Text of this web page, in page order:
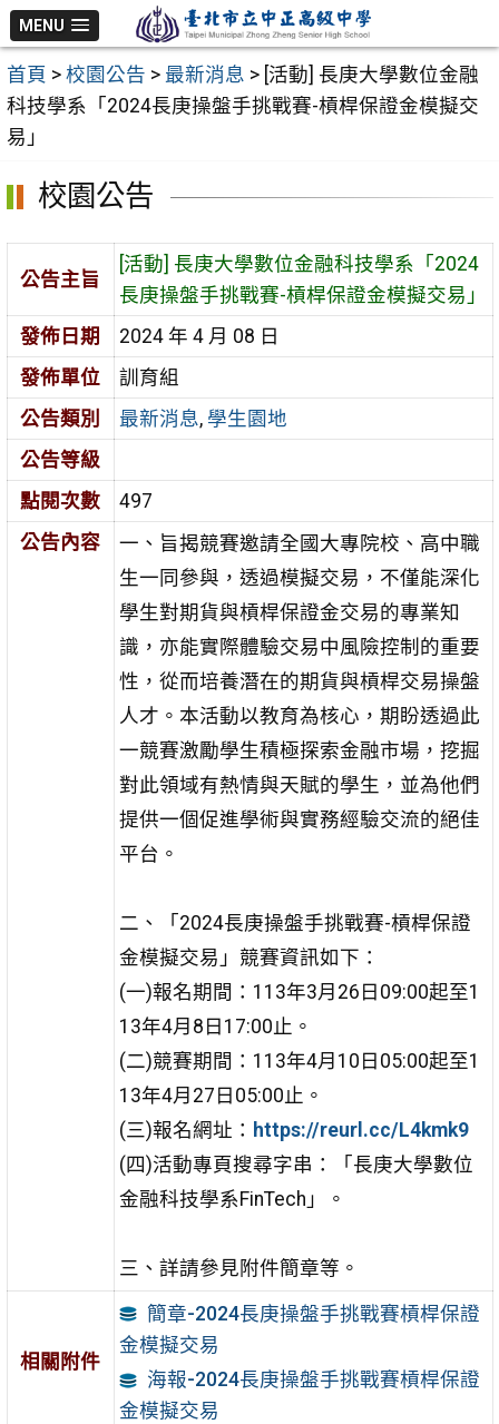
跳
至
主
要
內
MENU
首頁 > 校園公告 > 最新消息 > [活動] 長庚大學數位金融
科技學系「2024長庚操盤手挑戰賽-槓桿保證金模擬交
易」
校園公告
公告主旨
[活動] 長庚大學數位金融科技學系「2024
長庚操盤手挑戰賽-槓桿保證金模擬交易」
發佈日期
2024 年 4 月 08 日
發佈單位
訓育組
公告類別
最新消息, 學生園地
公告等級
點閱次數
497
公告內容
一、旨揭競賽邀請全國大專院校、高中職
生一同參與，透過模擬交易，不僅能深化
學生對期貨與槓桿保證金交易的專業知
識，亦能實際體驗交易中風險控制的重要
性，從而培養潛在的期貨與槓桿交易操盤
人才。本活動以教育為核心，期盼透過此
一競賽激勵學生積極探索金融市場，挖掘
對此領域有熱情與天賦的學生，並為他們
提供一個促進學術與實務經驗交流的絕佳
平台。
二、「2024長庚操盤手挑戰賽-槓桿保證
金模擬交易」競賽資訊如下：
(一)報名期間：113年3月26日09:00起至1
13年4月8日17:00止。
(二)競賽期間：113年4月10日05:00起至1
13年4月27日05:00止。
(三)報名網址： https://reurl.cc/L4kmk9
(四)活動專頁搜尋字串：「長庚大學數位
金融科技學系FinTech」。
三、詳請參見附件簡章等。
相關附件
簡章-2024長庚操盤手挑戰賽槓桿保證
金模擬交易
海報-2024長庚操盤手挑戰賽槓桿保證
金模擬交易